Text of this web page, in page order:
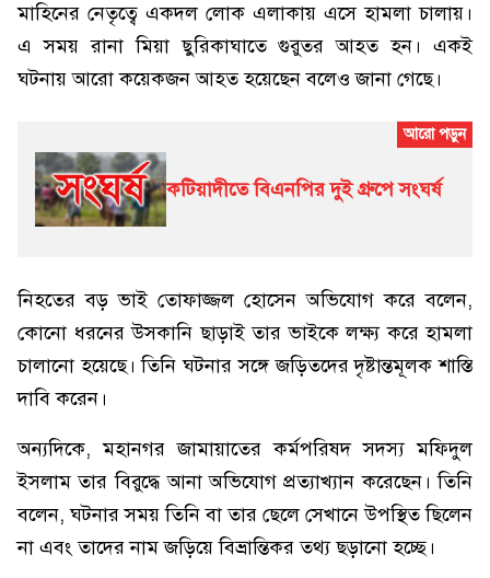
মাহিনের নেতৃত্বে একদল লোক এলাকায় এসে হামলা চালায়।
এ সময় রানা মিয়া ছুরিকাঘাতে গুরুতর আহত হন। একই
ঘটনায় আরো কয়েকজন আহত হয়েছেন বলেও জানা গেছে।
কটিয়াদীতে বিএনপির দুই গ্রুপে সংঘর্ষ
নিহতের বড় ভাই তোফাজ্জল হোসেন অভিযোগ করে বলেন,
কোনো ধরনের উসকানি ছাড়াই তার ভাইকে লক্ষ্য করে হামলা
চালানো হয়েছে। তিনি ঘটনার সঙ্গে জড়িতদের দৃষ্টান্তমূলক শাস্তি
দাবি করেন।
অন্যদিকে, মহানগর জামায়াতের কর্মপরিষদ সদস্য মফিদুল
ইসলাম তার বিরুদ্ধে আনা অভিযোগ প্রত্যাখ্যান করেছেন। তিনি
বলেন, ঘটনার সময় তিনি বা তার ছেলে সেখানে উপস্থিত ছিলেন
না এবং তাদের নাম জড়িয়ে বিভ্রান্তিকর তথ্য ছড়ানো হচ্ছে।